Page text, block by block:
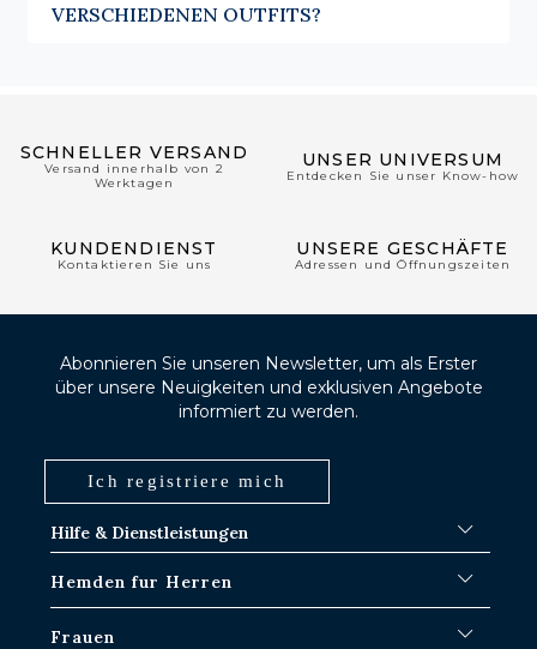
VERSCHIEDENEN OUTFITS?
SCHNELLER VERSAND
Versand innerhalb von 2
Werktagen
UNSER UNIVERSUM
Entdecken Sie unser Know-how
KUNDENDIENST
Kontaktieren Sie uns
UNSERE GESCHÄFTE
Adressen und Öffnungszeiten
Hilfe & Dienstleistungen
Versand-Verfahren
Hemden fur Herren
Frauen
Abonnieren Sie unseren Newsletter, um als Erster
über unsere Neuigkeiten und exklusiven Angebote
informiert zu werden.
Ich registriere mich